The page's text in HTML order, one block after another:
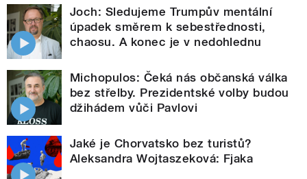
Joch: Sledujeme Trumpův mentální
úpadek směrem k sebestřednosti,
chaosu. A konec je v nedohlednu
Michopulos: Čeká nás občanská válka
bez střelby. Prezidentské volby budou
džihádem vůči Pavlovi
Jaké je Chorvatsko bez turistů?
Aleksandra Wojtaszeková: Fjaka